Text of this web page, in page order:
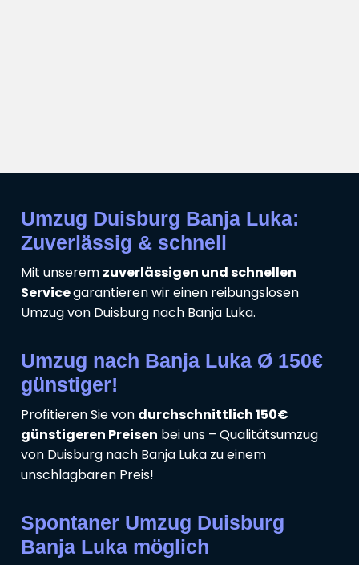
Umzug Duisburg Banja Luka:
Zuverlässig & schnell
Mit unserem zuverlässigen und schnellen
Servicegarantieren wir einen reibungslosen
Umzug von Duisburg nach Banja Luka.
Umzug nach Banja Luka Ø 150€
günstiger!
Profitieren Sie von durchschnittlich 150€
günstigeren Preisen bei uns – Qualitätsumzug
von Duisburg nach Banja Luka zu einem
unschlagbaren Preis!
Spontaner Umzug Duisburg
Banja Luka möglich